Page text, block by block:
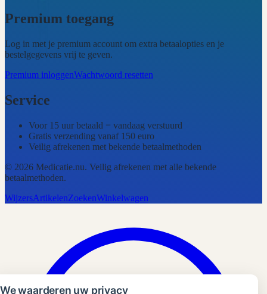
Premium toegang
Log in met je premium account om extra betaalopties en je
bestelgegevens vrij te geven.
Premium inloggenWachtwoord resetten
Service
Voor 15 uur betaald = vandaag verstuurd
Gratis verzending vanaf 150 euro
Veilig afrekenen met bekende betaalmethoden
© 2026 Medicatie.nu. Veilig afrekenen met alle bekende
betaalmethoden.
WijzersArtikelenZoekenWinkelwagen
We waarderen uw privacy